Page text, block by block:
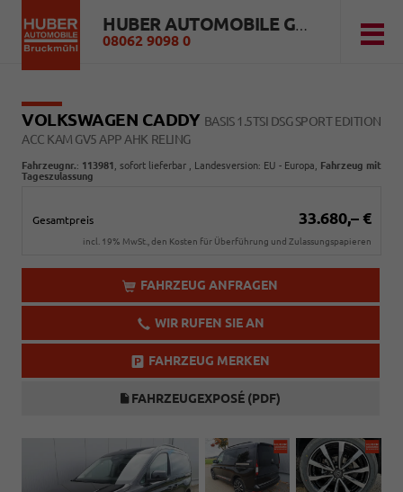
HUBER AUTOMOBILE GMBH
08062 9098 0
VOLKSWAGEN CADDY BASIS 1.5TSI DSG SPORT EDITION
ACC KAM GV5 APP AHK RELING
Fahrzeugnr.: 113981 sofort lieferbar , Landesversion: EU - Europa, Fahrzeug mit
Tageszulassung
Gesamtpreis 33.680,– €
incl. 19% MwSt., den Kosten für Überführung und Zulassungspapieren
FAHRZEUG ANFRAGEN
WIR RUFEN SIE AN
FAHRZEUG MERKEN
FAHRZEUGEXPOSÉ (PDF)